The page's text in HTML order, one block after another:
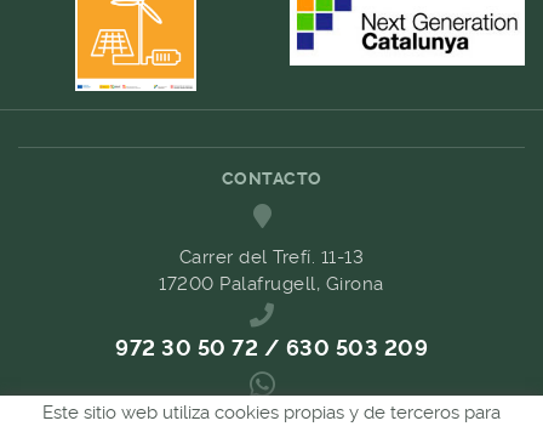
CONTACTO
Carrer del Trefí. 11-13
17200 Palafrugell, Girona
972 30 50 72 / 630 503 209
689 657 489
Este sitio web utiliza cookies propias y de terceros para